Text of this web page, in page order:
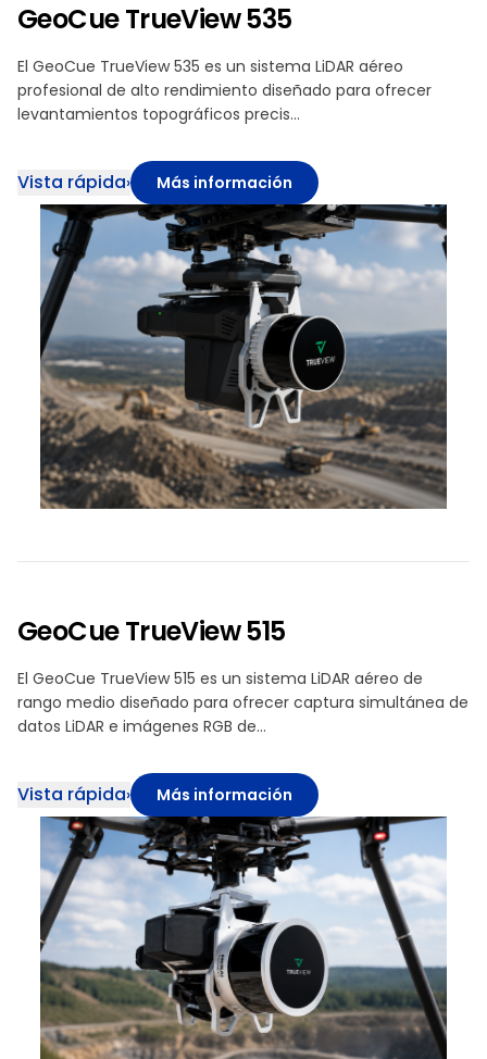
GeoCue TrueView 535
El GeoCue TrueView 535 es un sistema LiDAR aéreo
profesional de alto rendimiento diseñado para ofrecer
levantamientos topográficos precis…
Vista rápida› Más información
GeoCue TrueView 515
El GeoCue TrueView 515 es un sistema LiDAR aéreo de
rango medio diseñado para ofrecer captura simultánea de
datos LiDAR e imágenes RGB de…
Vista rápida› Más información